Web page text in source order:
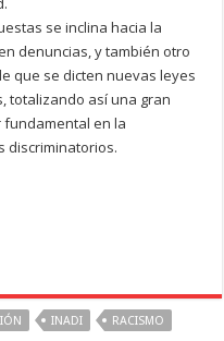
se inclina hacia la
denuncias, y también otro
que se dicten nuevas leyes
totalizando así una gran
fundamental en la
discriminatorios.
INADI RACISMO